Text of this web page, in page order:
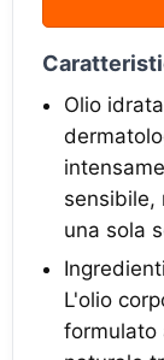
Olio
sensibile,
una sola
L'olio
formulato